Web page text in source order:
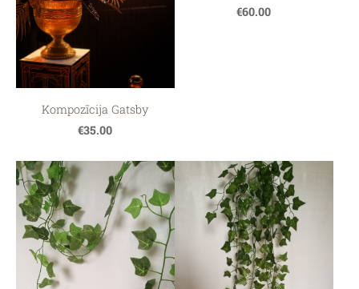
Kompozīcija Gatsby
€35.00
€60.00